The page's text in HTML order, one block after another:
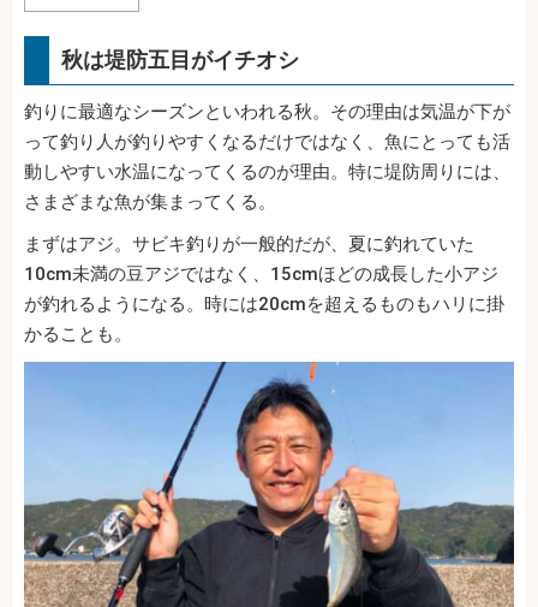
秋は堤防五目がイチオシ
釣りに最適なシーズンといわれる秋。その理由は気温が下が
って釣り人が釣りやすくなるだけではなく、魚にとっても活
動しやすい水温になってくるのが理由。特に堤防周りには、
さまざまな魚が集まってくる。
まずはアジ。サビキ釣りが一般的だが、夏に釣れていた
10cm未満の豆アジではなく、15cmほどの成長した小アジ
が釣れるようになる。時には20cmを超えるものもハリに掛
かることも。